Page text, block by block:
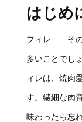
はじめ
フィレ――その
多いことでし
ィレは、焼肉
す。繊細な肉
味わったら忘